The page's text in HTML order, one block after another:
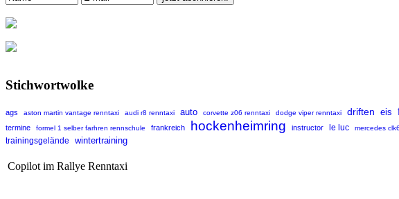
Stichwortwolke
ags aston martin vantage renntaxi audi r8 renntaxi auto corvette z06 renntaxi dodge viper renntaxi driften eis
termine
formel 1 selber farhren rennschule frankreich hockenheimring instructor le luc mercedes
trainingsgelände wintertraining
Copilot im Rallye Renntaxi